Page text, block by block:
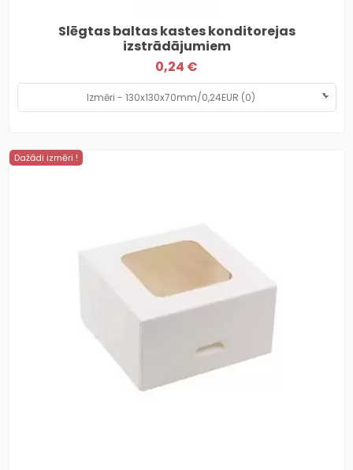
Slēgtas baltas kastes konditorejas
izstrādājumiem
0,24 €
Dažādi izmēri !